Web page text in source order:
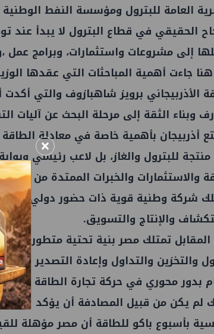
العامة للبترول ومؤسسة النفط الوطنية
الحقيقي في قطاع البترول لا يبدأ عند
إلى مشروعات واستثمارات، وبرامج عمل
جاءت أهمية المباحثات التي عقدها
الأذربيجاني برويز شاهبازوف والتي أكدت
وبناء الثقة إلى مرحلة البحث عن آليات
أذربيجان بأهمية خاصة في معادلة
منتجة للبترول والغاز، بل لاعب رئيسي
والاستثمارات والخبرات الممتدة من بحر
شركة وطنية قوية ذات حضور دولي واسع
والإنتاج والتسويق.
تمتلك مصر بنية تحتية متطورة في
والتخزين والتداول وإعادة التصدير
بدور محوري في حركة تجارة الطاقة بين
لم يكن من قبيل المصادفة أن يؤكد وزير
بأسبوع باكو للطاقة أن مصر مؤهلة
علاء عبدالفتاح يتفقد مصنع ووتك لإنتاج
الالواح الخشبية بإدكو
×